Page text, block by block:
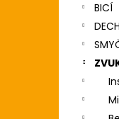
BICÍ
CASIO